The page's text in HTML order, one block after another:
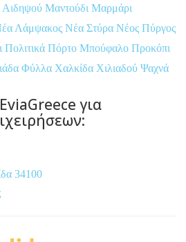
Αιδηψού Μαντούδι Μαρμάρι
Λάμψακος Νέα Στύρα Νέος Πύργος
Πολιτικά Πόρτο Μπούφαλο Προκόπι
Φύλλα Χαλκίδα Χιλιαδού Ψαχνά
για
34100